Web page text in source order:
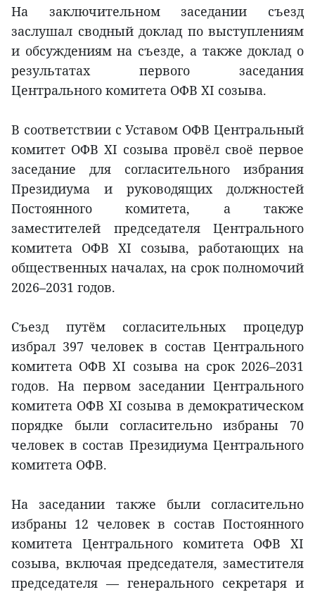
На заключительном заседании съезд
заслушал сводный доклад по выступлениям
и обсуждениям на съезде, а также доклад о
результатах первого заседания
Центрального комитета ОФВ XI созыва.
В соответствии с Уставом ОФВ Центральный
комитет ОФВ XI созыва провёл своё первое
заседание для согласительного избрания
Президиума и руководящих должностей
Постоянного комитета, а также
заместителей председателя Центрального
комитета ОФВ XI созыва, работающих на
общественных началах, на срок полномочий
2026–2031 годов.
Съезд путём согласительных процедур
избрал 397 человек в состав Центрального
комитета ОФВ XI созыва на срок 2026–2031
годов. На первом заседании Центрального
комитета ОФВ XI созыва в демократическом
порядке были согласительно избраны 70
человек в состав Президиума Центрального
комитета ОФВ.
На заседании также были согласительно
избраны 12 человек в состав Постоянного
комитета Центрального комитета ОФВ XI
созыва, включая председателя, заместителя
председателя — генерального секретаря и